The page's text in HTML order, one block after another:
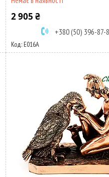
2 905 ₴
+380 (50) 396-87-
E016A